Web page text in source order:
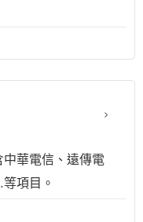
華電信、遠傳電
項目。